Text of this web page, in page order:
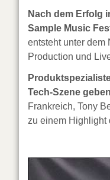
Nach dem Erfolg
Sample Music
entsteht unter dem
Production und
Tech-Szene
Frankreich, Tony
zu einem Highlight